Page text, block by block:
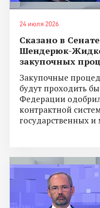
24 июля 2026
Сказано в
Шендерюк-
закупочных
Закупочные
будут проходить
Федерации
контрактной
государственных